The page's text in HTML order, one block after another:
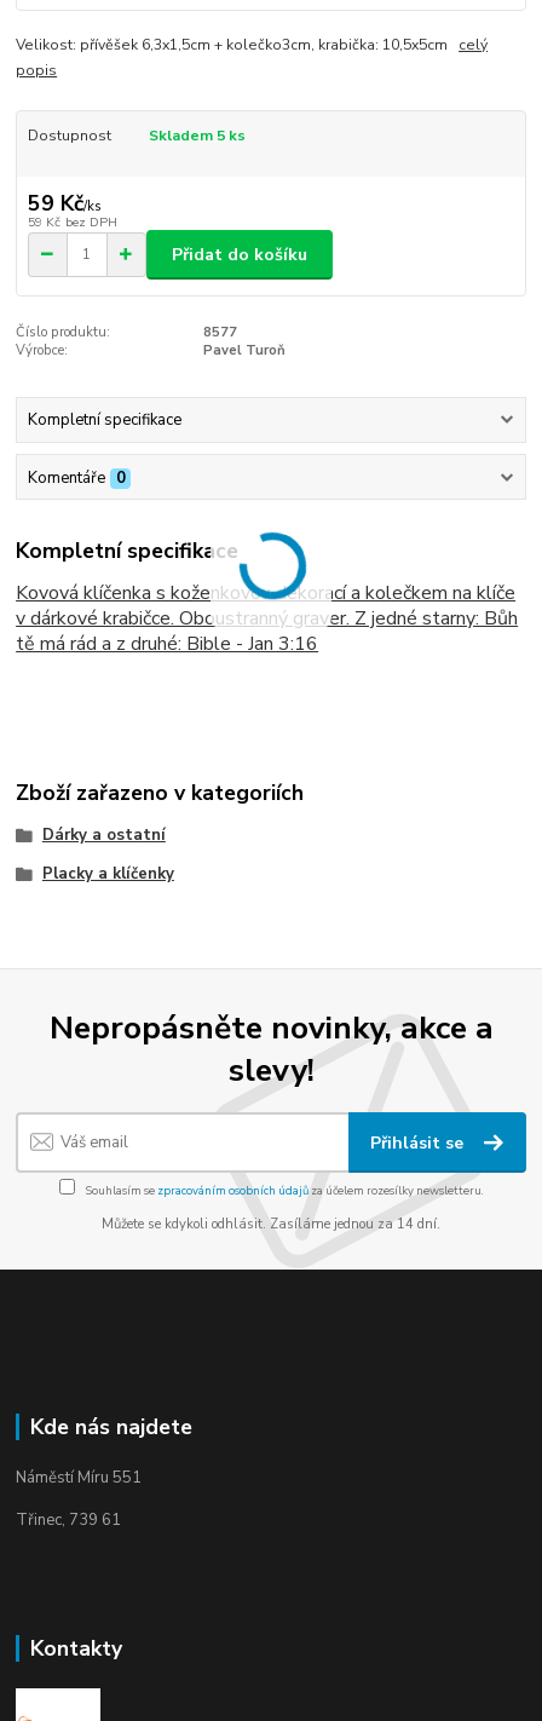
Velikost: přívěšek 6,3x1,5cm + kolečko3cm, krabička: 10,5x5cm celý
popis
Dostupnost Skladem 5 ks
59 Kč/ks
59 Kč bez DPH
Přidat do košíku
Číslo produktu:
8577
Výrobce:
Pavel Turoň
Kompletní specifikace
Komentáře 0
Kompletní specifikace
Kovová klíčenka s koženkovou dekorací a kolečkem na klíče
v dárkové krabičce. Oboustranný graver. Z jedné starny: Bůh
tě má rád a z druhé: Bible - Jan 3:16
Zboží zařazeno v kategoriích
Dárky a ostatní
Placky a klíčenky
Nepropásněte novinky, akce a
slevy!
Přihlásit se
Souhlasím se zpracováním osobních údajůza účelem rozesílky newsletteru.
Můžete se kdykoli odhlásit. Zasíláme jednou za 14 dní.
Kde nás najdete
Náměstí Míru 551
Třinec, 739 61
Kontakty